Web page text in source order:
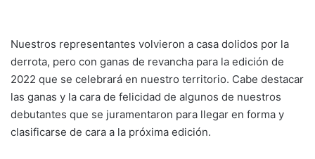
Nuestros representantes volvieron a casa dolidos por la
derrota, pero con ganas de revancha para la edición de
2022 que se celebrará en nuestro territorio. Cabe destacar
las ganas y la cara de felicidad de algunos de nuestros
debutantes que se juramentaron para llegar en forma y
clasificarse de cara a la próxima edición.